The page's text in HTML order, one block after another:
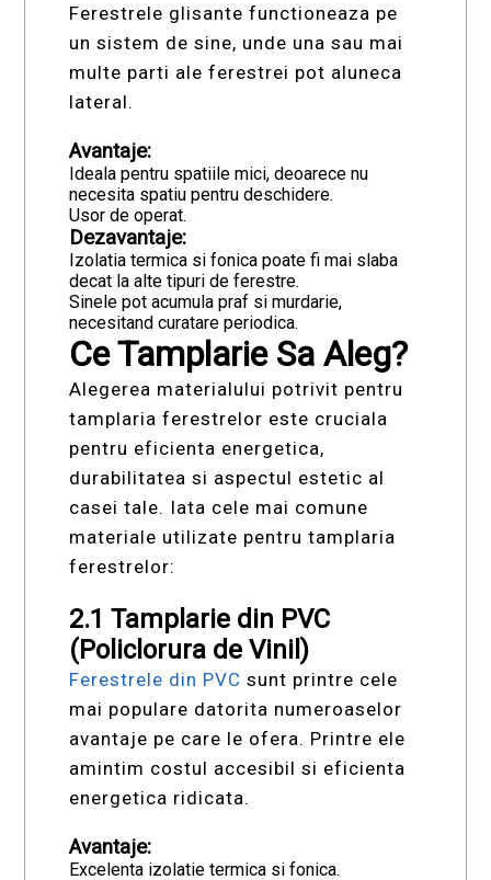
Ferestrele glisante functioneaza pe
un sistem de sine, unde una sau mai
multe parti ale ferestrei pot aluneca
lateral.
Avantaje:
Ideala pentru spatiile mici, deoarece nu
necesita spatiu pentru deschidere.
Usor de operat.
Dezavantaje:
Izolatia termica si fonica poate fi mai slaba
decat la alte tipuri de ferestre.
Sinele pot acumula praf si murdarie,
necesitand curatare periodica.
Ce Tamplarie Sa Aleg?
Alegerea materialului potrivit pentru
tamplaria ferestrelor este cruciala
pentru eficienta energetica,
durabilitatea si aspectul estetic al
casei tale. Iata cele mai comune
materiale utilizate pentru tamplaria
ferestrelor:
2.1 Tamplarie din PVC
(Policlorura de Vinil)
Ferestrele din PVC sunt printre cele
mai populare datorita numeroaselor
avantaje pe care le ofera. Printre ele
amintim costul accesibil si eficienta
energetica ridicata.
Avantaje:
Excelenta izolatie termica si fonica.